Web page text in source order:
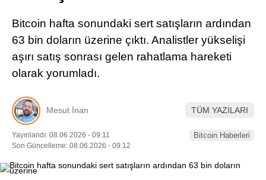
Telegram
Bitcoin hafta sonundaki sert satışların ardından
63 bin doların üzerine çıktı. Analistler yükselişi
aşırı satış sonrası gelen rahatlama hareketi
olarak yorumladı.
Mesut İnan TÜM YAZILARI
Yayınlandı: 08.06.2026 - 09:11
Son Güncelleme: 08.06.2026 - 09:12
Bitcoin Haberleri